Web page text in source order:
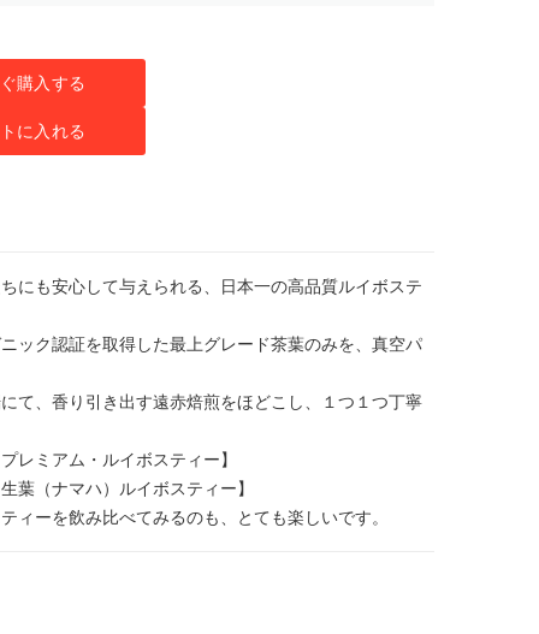
購入する
に入れる
にも安心して与えられる、日本一の高品質ルイボステ
ック認証を取得した最上グレード茶葉のみを、真空パ
て、香り引き出す遠赤焙煎をほどこし、１つ１つ丁寧
レミアム・ルイボスティー】
葉（ナマハ）ルイボスティー】
ィーを飲み比べてみるのも、とても楽しいです。